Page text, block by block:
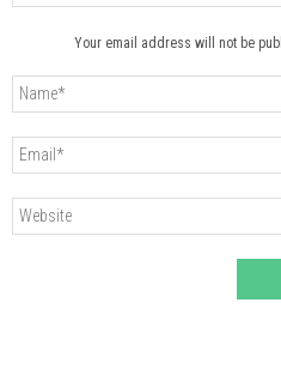
Your email address will not be